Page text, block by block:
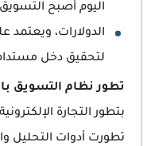
اليوم أصبح
الدولارات، ويعتمد
لتحقيق دخل مستدام
تطور نظام التسويق
بتطور التجارة
تطورت أدوات التحليل